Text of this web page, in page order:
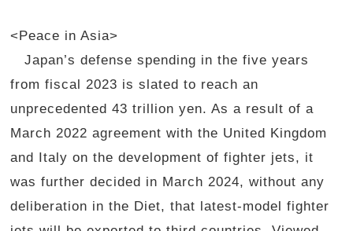
<Peace in Asia>
Japan’s defense spending in the five years
from fiscal 2023 is slated to reach an
unprecedented 43 trillion yen. As a result of a
March 2022 agreement with the United Kingdom
and Italy on the development of fighter jets, it
was further decided in March 2024, without any
deliberation in the Diet, that latest-model fighter